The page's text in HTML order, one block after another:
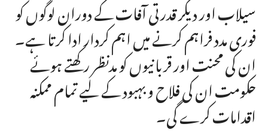
سیلاب اور دیگر قدرتی آفات کے دوران لوگوں کو
فوری مدد فراہم کرنے میں اہم کردار ادا کرتا ہے۔
ان کی محنت اور قربانیوں کو مدنظر رکھتے ہوئے
حکومت ان کی فلاح و بہبود کے لیے تمام ممکنہ
اقدامات کرے گی۔